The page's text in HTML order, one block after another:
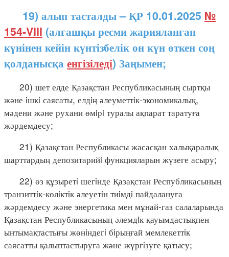
19) алып тасталды – ҚР 10.01.2025 №
154-VIII (алғашқы ресми жарияланған
күнінен кейін күнтізбелік он күн өткен соң
қолданысқа енгізіледі) Заңымен;
20) шет елде Қазақстан Республикасының сыртқы
және iшкi саясаты, елдiң әлеуметтiк-экономикалық,
мәдени және рухани өмiрi туралы ақпарат таратуға
жәрдемдесу;
21) Қазақстан Республикасы жасасқан халықаралық
шарттардың депозитарийi функцияларын жүзеге асыру;
22) өз құзыретi шегiнде Қазақстан Республикасының
транзиттiк-көлiктiк әлеуетiн тиiмдi пайдалануға
жәрдемдесу және энергетика мен мұнай-газ салаларында
Қазақстан Республикасының әлемдiк қауымдастықпен
ынтымақтастығы жөнiндегi бiрыңғай мемлекеттiк
саясатты қалыптастыруға және жүргiзуге қатысу;